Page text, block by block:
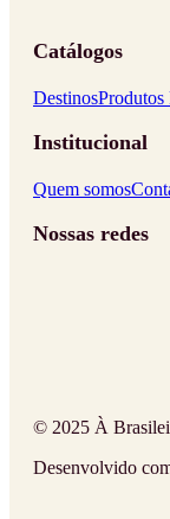
Catálogos
DestinosProdutos
Institucional
Quem somos
Nossas redes
© 2025 À
Desenvolvido